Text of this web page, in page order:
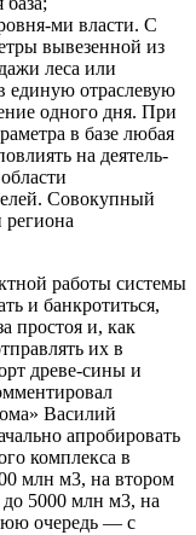
ми власти. С
вывезенной из
леса или
единую отраслевую
одного дня. При
в базе любая
на деятель-
Совокупный
региона
работы системы
и банкротиться,
простоя и, как
их в
древе-сины и
Василий
апробировать
комплекса в
млн м3, на втором
5000 млн м3, на
очередь — с